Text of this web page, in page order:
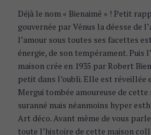
Déjà le nom « Bienaimé » ! Petit
gouvernée par Vénus la déesse de
l’amour sous toutes ses facettes
énergie, de son tempérament. Puis
maison crée en 1935 par Robert
petit dans l’oubli. Elle est réveillée
Mergui tombée amoureuse de cette
suranné mais néanmoins hyper
Art déco. Avant même de vous
toute l’histoire de cette maison